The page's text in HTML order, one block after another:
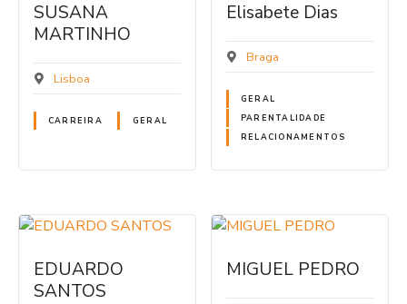
SUSANA
MARTINHO
Lisboa
CARREIRA GERAL
Elisabete Dias
Braga
GERAL
PARENTALIDADE
RELACIONAMENTOS
EDUARDO
SANTOS
MIGUEL PEDRO